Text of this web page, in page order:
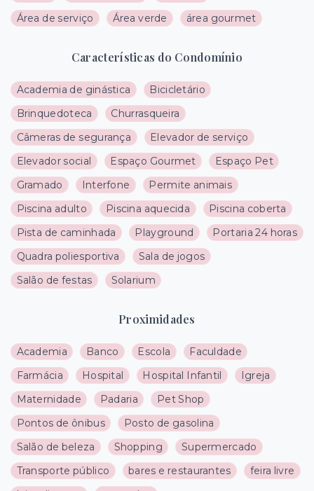
Área de serviço
Área verde área gourmet
Características do Condomínio
Academia de ginástica
Bicicletário
Brinquedoteca
Churrasqueira
Câmeras de segurança
Elevador de serviço
Elevador social
Espaço Gourmet
Espaço Pet
Gramado
Interfone
Permite animais
Piscina adulto
Piscina aquecida
Piscina coberta
Pista de caminhada
Playground
Portaria 24 horas
Quadra poliesportiva
Sala de jogos
Salão de festas
Solarium
Proximidades
Academia Banco Escola
Faculdade
Farmácia
Hospital Hospital Infantil
Igreja
Maternidade
Padaria
Pet Shop
Pontos de ônibus
Posto de gasolina
Salão de beleza
Shopping
Supermercado
Transporte público
bares e restaurantes
feira livre